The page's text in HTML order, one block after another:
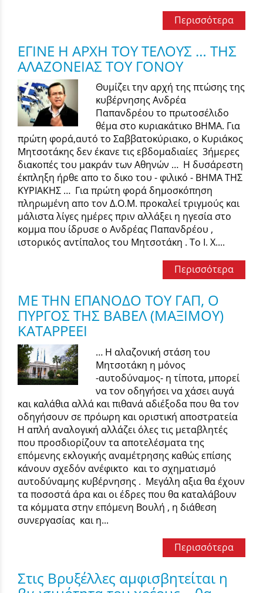
Περισσότερα
ΕΓΙΝΕ Η ΑΡΧΗ ΤΟΥ ΤΕΛΟΥΣ … ΤΗΣ
ΑΛΑΖΟΝΕΙΑΣ ΤΟΥ ΓΟΝΟΥ
Θυμίζει την αρχή της πτώσης της
κυβέρνησης Ανδρέα
Παπανδρέου το πρωτοσέλιδο
θέμα στο κυριακάτικο ΒΗΜΑ. Για
πρώτη φορά,αυτό το Σαββατοκύριακο, ο Κυριάκος
Μητσοτάκης δεν έκανε τις εβδομαδιαίες 3ήμερες
διακοπές του μακράν των Αθηνών … Η δυσάρεστη
έκπληξη ήρθε απο το δικο του - φιλικό - ΒΗΜΑ ΤΗΣ
ΚΥΡΙΑΚΗΣ … Για πρώτη φορά δημοσκόπηση
πληρωμένη απο τον Δ.Ο.Μ. προκαλεί τριγμούς και
μάλιστα λίγες ημέρες πριν αλλάξει η ηγεσία στο
κομμα που ίδρυσε ο Ανδρέας Παπανδρέου ,
ιστορικός αντίπαλος του Μητσοτάκη . Το Ι. Χ....
Περισσότερα
ΜΕ ΤΗΝ ΕΠΑΝΟΔΟ ΤΟΥ ΓΑΠ, Ο
ΠΥΡΓΟΣ ΤΗΣ ΒΑΒΕΛ (ΜΑΞΙΜΟΥ)
ΚΑΤΑΡΡΕΕΙ
… Η αλαζονική στάση του
Μητσοτάκη η μόνος
-αυτοδύναμος- η τίποτα, μπορεί
να τον οδηγήσει να χάσει αυγά
και καλάθια αλλά και πιθανά αδιέξοδα που θα τον
οδηγήσουν σε πρόωρη και οριστική αποστρατεία
Η απλή αναλογική αλλάζει όλες τις μεταβλητές
που προσδιορίζουν τα αποτελέσματα της
επόμενης εκλογικής αναμέτρησης καθώς επίσης
κάνουν σχεδόν ανέφικτο και το σχηματισμό
αυτοδύναμης κυβέρνησης . Μεγάλη αξια θα έχουν
τα ποσοστά άρα και οι έδρες που θα καταλάβουν
τα κόμματα στην επόμενη Βουλή , η διάθεση
συνεργασίας και η...
Περισσότερα
Στις Βρυξέλλες αμφισβητείται η